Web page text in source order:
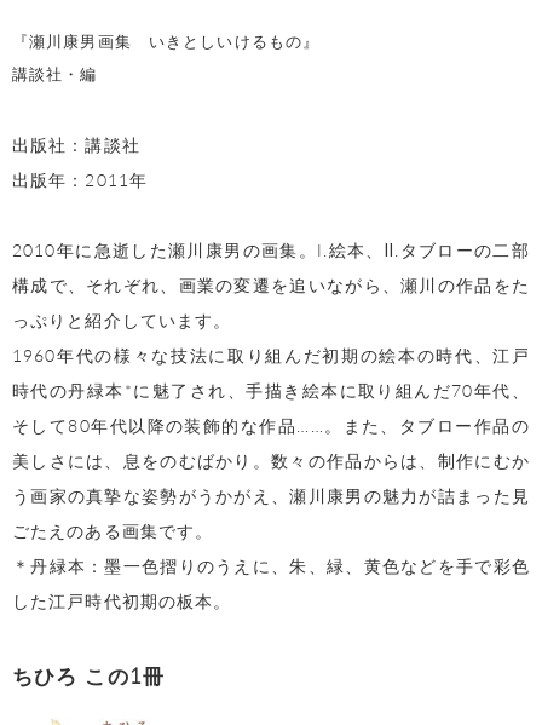
『瀬川康男画集 いきとしいけるもの』
講談社・編
出版社：講談社
出版年：2011年
2010年に急逝した瀬川康男の画集。I.絵本、Ⅱ.タブローの二部
構成で、それぞれ、画業の変遷を追いながら、瀬川の作品をた
っぷりと紹介しています。
1960年代の様々な技法に取り組んだ初期の絵本の時代、江戸
時代の丹緑本*に魅了され、手描き絵本に取り組んだ70年代、
そして80年代以降の装飾的な作品……。また、タブロー作品の
美しさには、息をのむばかり。数々の作品からは、制作にむか
う画家の真摯な姿勢がうかがえ、瀬川康男の魅力が詰まった見
ごたえのある画集です。
＊丹緑本：墨一色摺りのうえに、朱、緑、黄色などを手で彩色
した江戸時代初期の板本。
ちひろ この1冊